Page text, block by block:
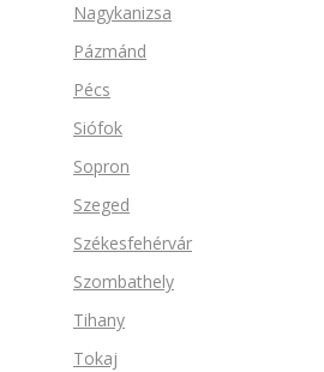
Nagykanizsa
Pázmánd
Pécs
Siófok
Sopron
Szeged
Székesfehérvár
Szombathely
Tihany
Tokaj